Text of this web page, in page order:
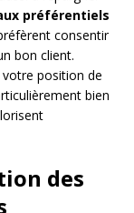
préférentiels
consentir
bon client.
position de
bien
des